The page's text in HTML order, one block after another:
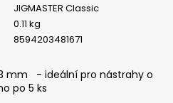
JIGMASTER Classic
0.11 kg
8594203481671
mm - ideální pro nástrahy o
po 5 ks